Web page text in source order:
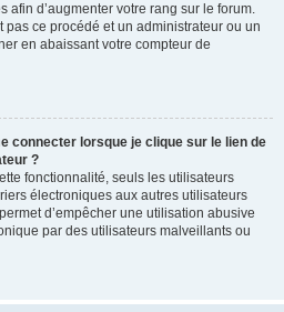
afin d’augmenter votre rang sur le forum.
pas ce procédé et un administrateur ou un
en abaissant votre compteur de
connecter lorsque je clique sur le lien de
?
fonctionnalité, seuls les utilisateurs
électroniques aux autres utilisateurs
d’empêcher une utilisation abusive
par des utilisateurs malveillants ou